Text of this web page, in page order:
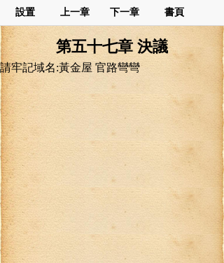
設置 上一章 下一章 書頁
第五十七章 決議
請牢記域名:黃金屋 官路彎彎